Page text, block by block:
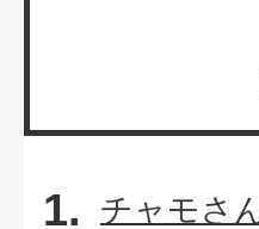
チャモさ